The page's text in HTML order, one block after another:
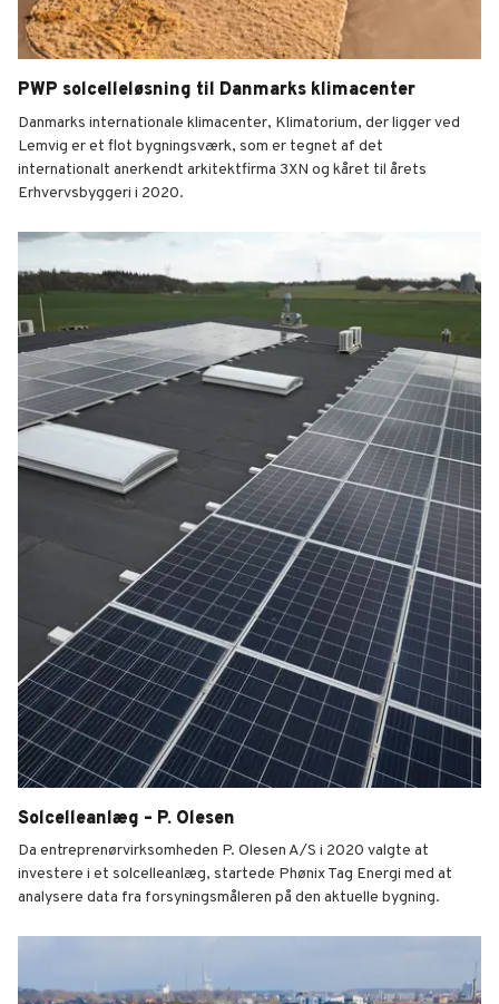
PWP solcelleløsning til Danmarks klimacenter
Danmarks internationale klimacenter, Klimatorium, der ligger ved
Lemvig er et flot bygningsværk, som er tegnet af det
internationalt anerkendt arkitektfirma 3XN og kåret til årets
Erhvervsbyggeri i 2020.
Klimatorium
Solcelleanlæg – P. Olesen
Da entreprenørvirksomheden P. Olesen A/S i 2020 valgte at
investere i et solcelleanlæg, startede Phønix Tag Energi med at
analysere data fra forsyningsmåleren på den aktuelle bygning.
Solcelleanlæg – P. Olesen